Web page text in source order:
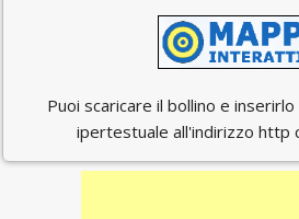
Puoi scaricare il bollino e
ipertestuale all'indirizzo http